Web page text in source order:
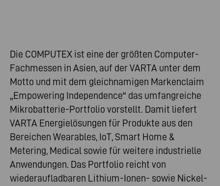
Die COMPUTEX ist eine der größten Computer-
Fachmessen in Asien, auf der VARTA unter dem
Motto und mit dem gleichnamigen Markenclaim
„Empowering Independence“ das umfangreiche
Mikrobatterie-Portfolio vorstellt. Damit liefert
VARTA Energielösungen für Produkte aus den
Bereichen Wearables, IoT, Smart Home &
Metering, Medical sowie für weitere industrielle
Anwendungen. Das Portfolio reicht von
wiederaufladbaren Lithium-Ionen- sowie Nickel-